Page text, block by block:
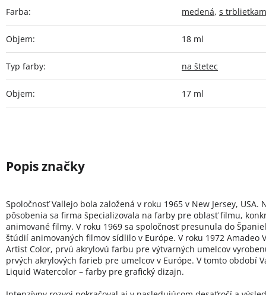
Farba: medená, s
Objem: 18 ml
Typ farby: na štetec
Objem: 17 ml
Spoločnosť Vallejo bola založená v roku 1965 v New Jersey, USA.
pôsobenia sa firma špecializovala na farby pre oblasť filmu,
animované filmy. V roku 1969 sa spoločnosť presunula do
štúdií animovaných filmov sídlilo v Európe. V roku 1972 Amadeo
Artist Color, prvú akrylovú farbu pre výtvarných umelcov
prvých akrylových farieb pre umelcov v Európe. V tomto období
Liquid Watercolor – farby pre grafický dizajn.